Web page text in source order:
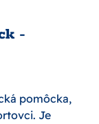
-
pomôcka,
Je